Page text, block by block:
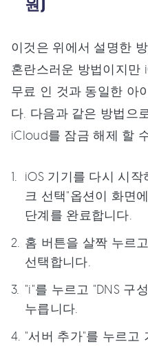
원)
이것은 위에서 설명한
혼란스러운 방법이지만
무료 인 것과 동일한 아
다. 다음과 같은 방법으
iCloud를 잠금 해제 할
iOS 기기를 다시 시
크 선택"옵션이 화면
단계를 완료합니다.
홈 버튼을 살짝 누르
선택합니다.
"i"를 누르고 "DNS 구
누릅니다.
"서버 추가"를 누르고